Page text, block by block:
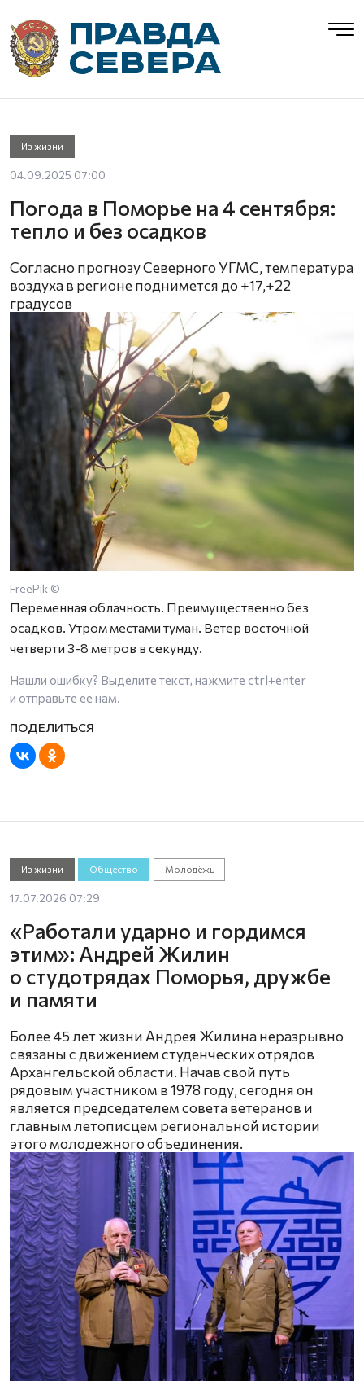
Из жизни
04.09.2025 07:00
Погода в Поморье на 4 сентября:
тепло и без осадков
Согласно прогнозу Северного УГМС, температура
воздуха в регионе поднимется до +17,+22
градусов
FreePik ©
Переменная облачность. Преимущественно без
осадков. Утром местами туман. Ветер восточной
четверти 3-8 метров в секунду.
Нашли ошибку? Выделите текст, нажмите ctrl+enter
и отправьте ее нам.
Из жизни Общество Молодёжь
17.07.2026 07:29
«Работали ударно и гордимся
этим»: Андрей Жилин
о студотрядах Поморья, дружбе
и памяти
Более 45 лет жизни Андрея Жилина неразрывно
связаны с движением студенческих отрядов
Архангельской области. Начав свой путь
рядовым участником в 1978 году, сегодня он
является председателем совета ветеранов и
главным летописцем региональной истории
этого молодежного объединения.